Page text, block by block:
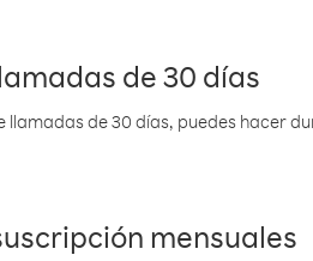
de 30 días
llamadas de 30 días, puedes hacer
mensuales